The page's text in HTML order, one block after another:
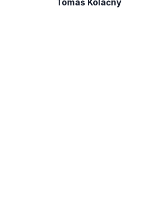
Tomáš Koláčný